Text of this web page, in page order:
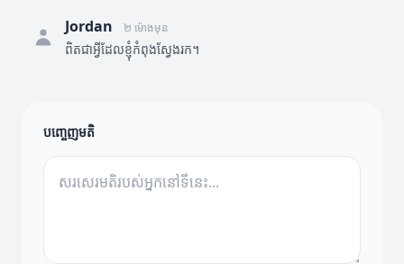
Jordan ២ ម៉ោងមុន
ពិតជាអ្វីដែលខ្ញុំកំពុងស្វែងរក។
បញ្ចេញមតិ